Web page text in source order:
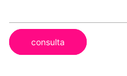
consulta